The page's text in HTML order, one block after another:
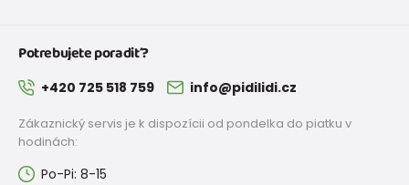
Potrebujete poradiť?
+420 725 518 759 info@pidilidi.cz
Zákaznický servis je k dispozícii od pondelka do piatku v
hodinách:
Po-Pi: 8-15